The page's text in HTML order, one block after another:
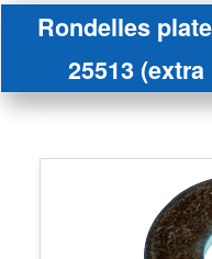
Rondelles
25513